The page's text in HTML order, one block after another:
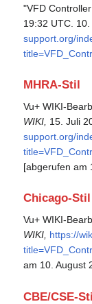
"VFD
19:32 UTC.
support.org/
MHRA-Stil
Vu+ WIKI-
WIKI, 15. Juli
support.org/
[abgerufen am
Chicago-Stil
Vu+ WIKI-
WIKI, https://
am 10. August
CBE/CSE-